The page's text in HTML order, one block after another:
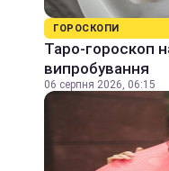
ГОРОСКОПИ
Таро-гороскоп
випробування
06 серпня 2026, 06:15